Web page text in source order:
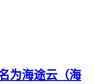
为海途云（海